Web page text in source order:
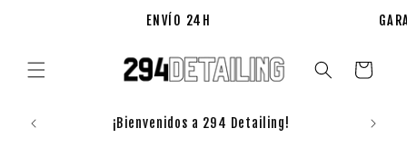
ENVÍO 24H
Carrito
¡Bienvenidos a 294 Detailing!